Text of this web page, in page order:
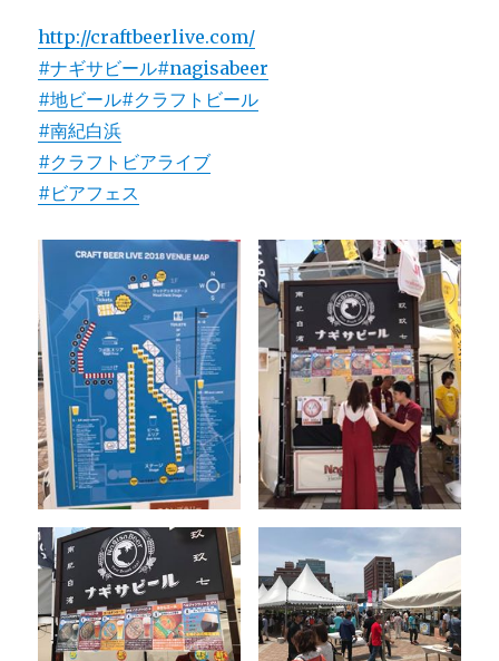
http://craftbeerlive.com/
#ナギサビール#nagisabeer
#地ビール#クラフトビール
#南紀白浜
#クラフトビアライブ
#ビアフェス